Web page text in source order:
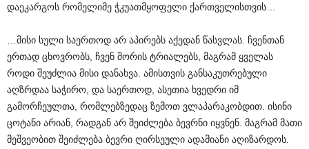
დაეკარგოს რომელიმე ჭკუათმყოფელი ქართველისთვის…
…მისი სული საერთოდ არ აპირებს აქედან წასვლას. ჩვენთან
ერთად ცხოვრობს, ჩვენ შორის ტრიალებს, მაგრამ ყველას
როდი შეუძლია მისი დანახვა. ამისთვის განსაკუთრებული
აღზრდაა საჭირო, და საერთოდ, ასეთია ხვედრი იმ
გამორჩეულთა, რომლებზედაც ზემოთ ვლაპარაკობდით. ისინი
ცოტანი არიან, რადგან არ შეიძლება ბევრნი იყვნენ. მაგრამ მათი
მეშვეობით შეიძლება ბევრი ღირსეული ადამიანი აღიზარდოს.